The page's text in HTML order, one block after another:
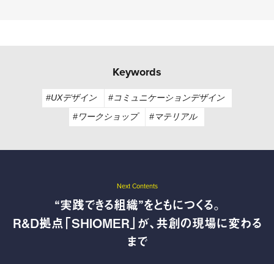
Keywords
#UXデザイン
#コミュニケーションデザイン
#ワークショップ
#マテリアル
Next Contents
“実践できる組織”をともにつくる。
R&D拠点「SHIOMER」が、共創の現場に変わる
まで